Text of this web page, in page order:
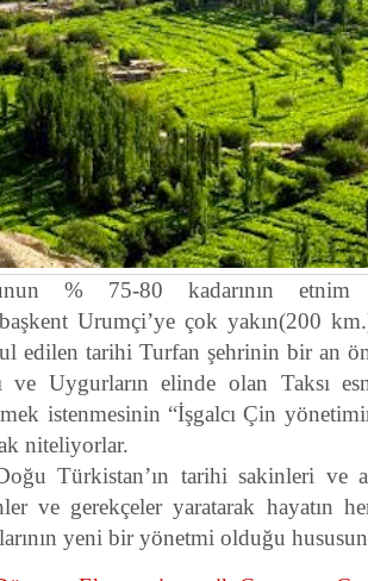
% 75-80 kadarının etnim
Urumçi’ye çok yakın(200
edilen tarihi Turfan şehrinin bir an
ve Uygurların elinde olan Taksı
istenmesinin “İşgalcı Çin
niteliyorlar.
Türkistan’ın tarihi sakinleri ve
ve gerekçeler yaratarak hayatın
yeni bir yönetmi olduğu